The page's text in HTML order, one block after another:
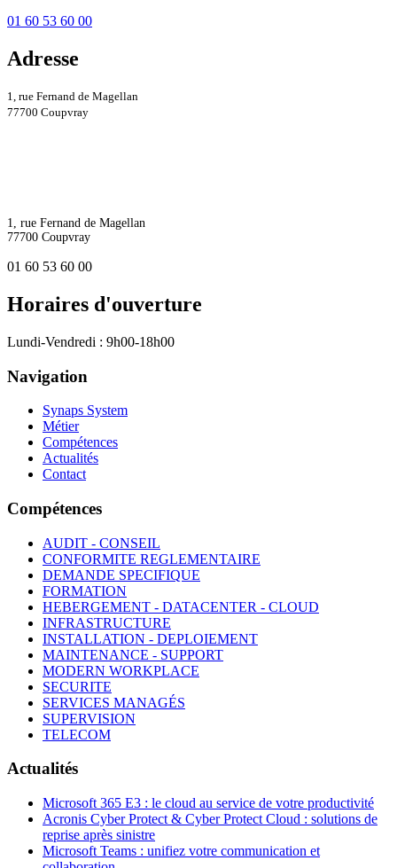
01 60 53 60 00
Adresse
1, rue Fernand de Magellan
77700 Coupvray
1, rue Fernand de Magellan
77700 Coupvray
01 60 53 60 00
Horaires d'ouverture
Lundi-Vendredi : 9h00-18h00
Navigation
Synaps System
Métier
Compétences
Actualités
Contact
Compétences
AUDIT - CONSEIL
CONFORMITE REGLEMENTAIRE
DEMANDE SPECIFIQUE
FORMATION
HEBERGEMENT - DATACENTER - CLOUD
INFRASTRUCTURE
INSTALLATION - DEPLOIEMENT
MAINTENANCE - SUPPORT
MODERN WORKPLACE
SECURITE
SERVICES MANAGÉS
SUPERVISION
TELECOM
Actualités
Microsoft 365 E3 : le cloud au service de votre productivité
Acronis Cyber Protect & Cyber Protect Cloud : solutions de
reprise après sinistre
Microsoft Teams : unifiez votre communication et